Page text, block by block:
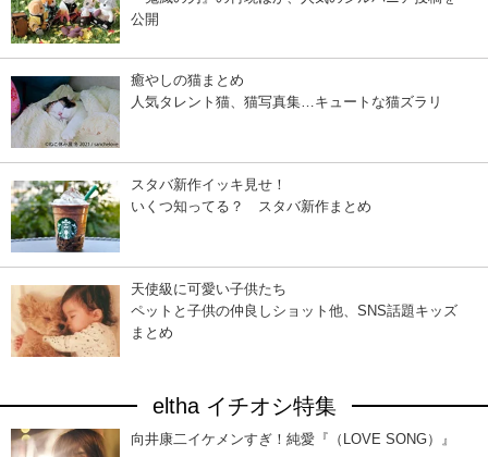
公開
癒やしの猫まとめ
人気タレント猫、猫写真集…キュートな猫ズラリ
スタバ新作イッキ見せ！
いくつ知ってる？ スタバ新作まとめ
天使級に可愛い子供たち
ペットと子供の仲良しショット他、SNS話題キッズ
まとめ
eltha イチオシ特集
向井康二イケメンすぎ！純愛『（LOVE SONG）』